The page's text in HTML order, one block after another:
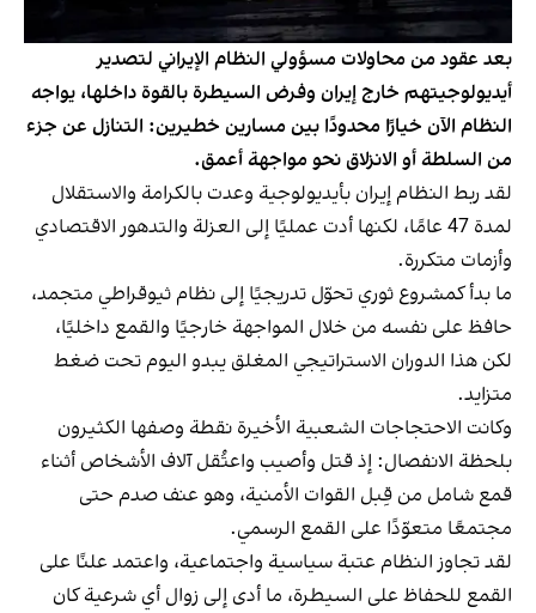
بعد عقود من محاولات مسؤولي النظام الإيراني لتصدير
أيديولوجيتهم خارج إيران وفرض السيطرة بالقوة داخلها، يواجه
النظام الآن خيارًا محدودًا بين مسارين خطيرين: التنازل عن جزء
من السلطة أو الانزلاق نحو مواجهة أعمق.
لقد ربط النظام إيران بأيديولوجية وعدت بالكرامة والاستقلال
لمدة 47 عامًا، لكنها أدت عمليًا إلى العزلة والتدهور الاقتصادي
وأزمات متكررة.
ما بدأ كمشروع ثوري تحوّل تدريجيًا إلى نظام ثيوقراطي متجمد،
حافظ على نفسه من خلال المواجهة خارجيًا والقمع داخليًا،
لكن هذا الدوران الاستراتيجي المغلق يبدو اليوم تحت ضغط
متزايد.
وكانت الاحتجاجات الشعبية الأخيرة نقطة وصفها الكثيرون
بلحظة الانفصال: إذ قتل وأصيب واعتُقل آلاف الأشخاص أثناء
قمع شامل من قِبل القوات الأمنية، وهو عنف صدم حتى
مجتمعًا متعوّدًا على القمع الرسمي.
لقد تجاوز النظام عتبة سياسية واجتماعية، واعتمد علنًا على
القمع للحفاظ على السيطرة، ما أدى إلى زوال أي شرعية كان